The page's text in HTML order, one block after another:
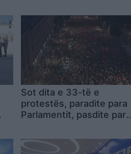
Sot dita e 33-të e
protestës, paradite para
Parlamentit, pasdite para
Dorëheqje e
panegociueshme e